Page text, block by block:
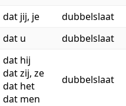
dat jij, je
dubbelslaat
dat u
dubbelslaat
dat hij
dat zij, ze
dat het
dat men
dubbelslaat